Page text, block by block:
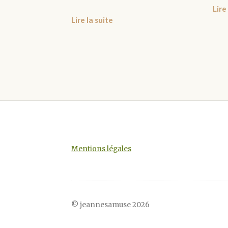
Lire la suite
Mentions légales
© jeannesamuse 2026